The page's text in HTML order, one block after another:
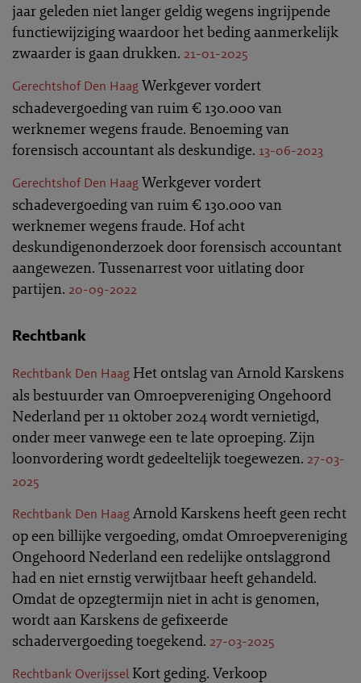
jaar geleden niet langer geldig wegens ingrijpende
functiewijziging waardoor het beding aanmerkelijk
zwaarder is gaan drukken. 21-01-2025
Gerechtshof Den HaagWerkgever vordert
schadevergoeding van ruim € 130.000 van
werknemer wegens fraude. Benoeming van
forensisch accountant als deskundige. 13-06-2023
Gerechtshof Den HaagWerkgever vordert
schadevergoeding van ruim € 130.000 van
werknemer wegens fraude. Hof acht
deskundigenonderzoek door forensisch accountant
aangewezen. Tussenarrest voor uitlating door
partijen. 20-09-2022
Rechtbank
Rechtbank Den Haag Het ontslag van Arnold Karskens
als bestuurder van Omroepvereniging Ongehoord
Nederland per 11 oktober 2024 wordt vernietigd,
onder meer vanwege een te late oproeping. Zijn
loonvordering wordt gedeeltelijk toegewezen. 27-03-
2025
Rechtbank Den HaagArnold Karskens heeft geen recht
op een billijke vergoeding, omdat Omroepvereniging
Ongehoord Nederland een redelijke ontslaggrond
had en niet ernstig verwijtbaar heeft gehandeld.
Omdat de opzegtermijn niet in acht is genomen,
wordt aan Karskens de gefixeerde
schadervergoeding toegekend. 27-03-2025
Rechtbank Overijssel Kort geding. Verkoop